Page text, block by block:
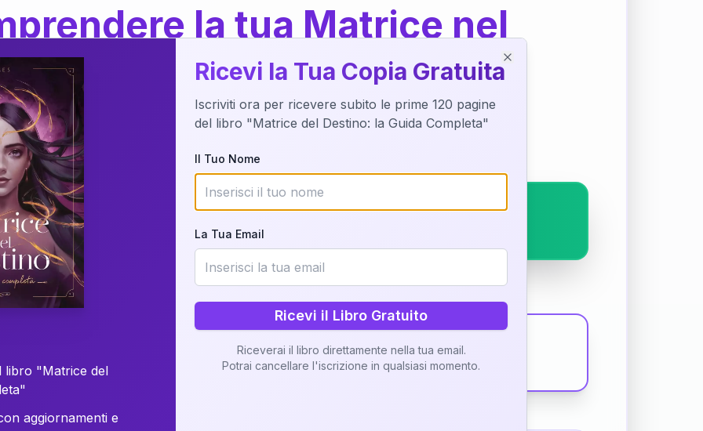
la tua Matrice nel
dettaglio?
della tua Matrice del Destino attraverso una nostra interpretazione
o studiando attraverso il manuale completo.
Richiedi Interpretazione
✨ Interpretazione personalizzata
Scopri il Libro
del Libro
libro "Matrice del
aggiornamenti e
Ricevi la Tua Copia Gratuita
Iscriviti ora per ricevere subito le prime 120 pagine
del libro "Matrice del Destino: la Guida Completa"
Il Tuo Nome
La Tua Email
Ricevi il Libro Gratuito
Riceverai il libro direttamente nella tua email.
Potrai cancellare l'iscrizione in qualsiasi momento.